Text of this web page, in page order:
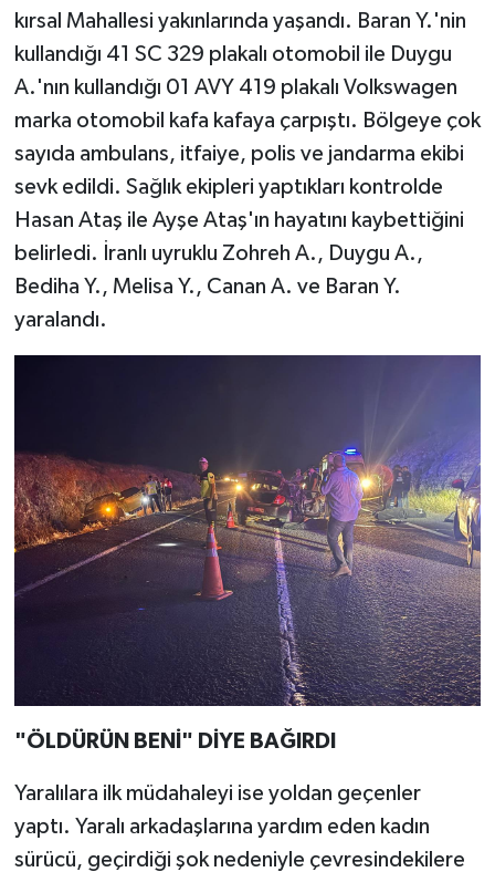
kırsal Mahallesi yakınlarında yaşandı. Baran Y.'nin
kullandığı 41 SC 329 plakalı otomobil ile Duygu
A.'nın kullandığı 01 AVY 419 plakalı Volkswagen
marka otomobil kafa kafaya çarpıştı. Bölgeye çok
sayıda ambulans, itfaiye, polis ve jandarma ekibi
sevk edildi. Sağlık ekipleri yaptıkları kontrolde
Hasan Ataş ile Ayşe Ataş'ın hayatını kaybettiğini
belirledi. İranlı uyruklu Zohreh A., Duygu A.,
Bediha Y., Melisa Y., Canan A. ve Baran Y.
yaralandı.
"ÖLDÜRÜN BENİ" DİYE BAĞIRDI
Yaralılara ilk müdahaleyi ise yoldan geçenler
yaptı. Yaralı arkadaşlarına yardım eden kadın
sürücü, geçirdiği şok nedeniyle çevresindekilere